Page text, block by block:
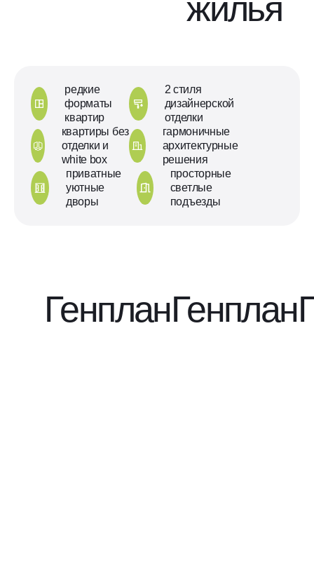
жилья
редкие
форматы
квартир
2 стиля
дизайнерской
отделки
квартиры без
отделки и
white box
гармоничные
архитектурные
решения
приватные
уютные
дворы
просторные
светлые
подъезды
ГенпланГенплан